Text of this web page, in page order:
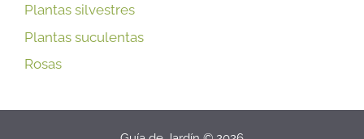
Plantas silvestres
Plantas suculentas
Rosas